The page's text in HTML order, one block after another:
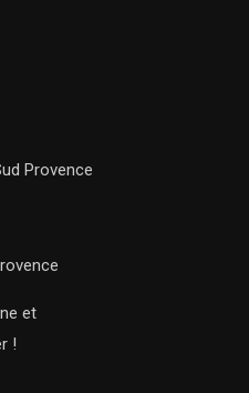
Provence
et
!